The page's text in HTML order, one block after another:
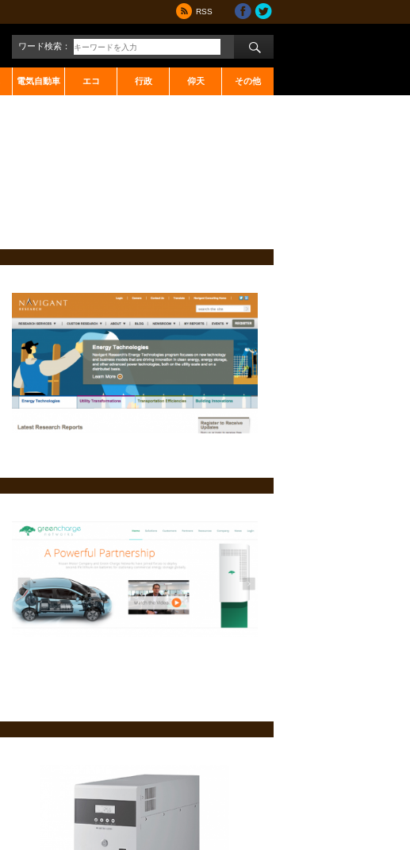
RSS
ワード検索：
電気自動車 エコ 行政 仰天 その他